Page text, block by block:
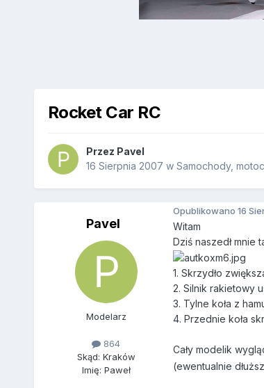
Rocket Car RC
Przez Pavel
16 Sierpnia 2007 w Samochody,
Pavel
Modelarz
864
Skąd: Kraków
Imię: Paweł
Opublikowano 16
Witam
Dziś naszedł mnie
1. Skrzydło
2. Silnik rakietowy
3. Tylne koła z
4. Przednie koła
Cały modelik
(ewentualnie